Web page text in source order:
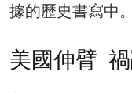
據的歷史書寫中。
美國伸臂